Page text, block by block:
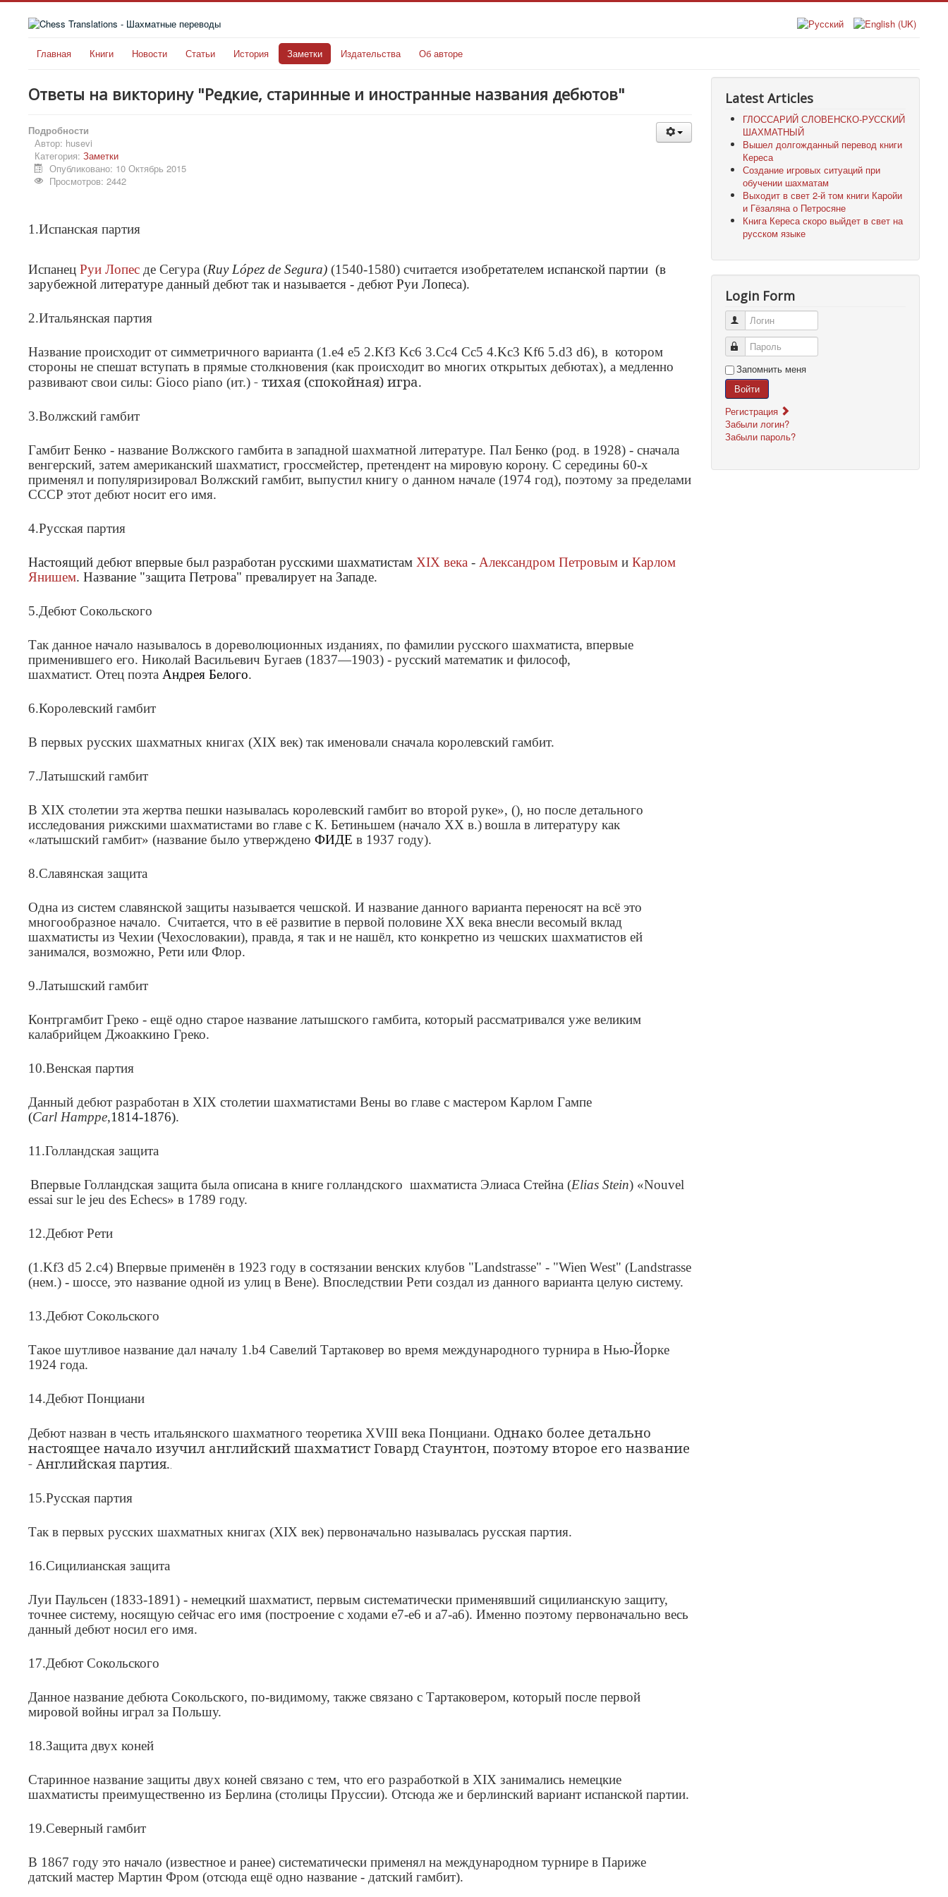
Главная Книги Новости Статьи История Заметки Издательства Об авторе
Ответы на викторину "Редкие, старинные и иностранные названия дебютов"
Подробности
Автор: husevi
Категория: Заметки
Опубликовано: 10 Октябрь 2015
Просмотров: 2442
1.Испанская партия
Испанец Руи Лопес де Сегура (Ruy López de Segura) (1540-1580) считается изобретателем испанской партии (в
зарубежной литературе данный дебют так и называется - дебют Руи Лопеса).
2.Итальянская партия
Название происходит от симметричного варианта (1.e4 e5 2.Kf3 Kc6 3.Cc4 Cc5 4.Kc3 Kf6 5.d3 d6), в котором
стороны не спешат вступать в прямые столкновения (как происходит во многих открытых дебютах), а медленно
развивают свои силы: Gioco piano (ит.) - тихая (спокойная) игра.
3.Волжский гамбит
Гамбит Бенко - название Волжского гамбита в западной шахматной литературе. Пал Бенко (род. в 1928) - сначала
венгерский, затем американский шахматист, гроссмейстер, претендент на мировую корону. С середины 60-х
применял и популяризировал Волжский гамбит, выпустил книгу о данном начале (1974 год), поэтому за пределами
СССР этот дебют носит его имя.
4.Русская партия
Настоящий дебют впервые был разработан русскими шахматистам XIX века - Александром Петровым и Карлом
Янишем. Название "защита Петрова" превалирует на Западе.
5.Дебют Сокольского
Так данное начало называлось в дореволюционных изданиях, по фамилии русского шахматиста, впервые
применившего его. Николай Васильевич Бугаев (1837—1903) - русский математик и философ,
шахматист. Отец поэта Андрея Белого.
6.Королевский гамбит
В первых русских шахматных книгах (XIX век) так именовали сначала королевский гамбит.
7.Латышский гамбит
В XIX столетии эта жертва пешки называлась королевский гамбит во второй руке», (), но после детального
исследования рижскими шахматистами во главе с К. Бетиньшем (начало XX в.)вошла в литературу как
«латышский гамбит» (название было утверждено ФИДЕ в 1937 году).
8.Славянская защита
Одна из систем славянской защиты называется чешской. И название данного варианта переносят на всё это
многообразное начало. Считается, что в её развитие в первой половине XX века внесли весомый вклад
шахматисты из Чехии (Чехословакии), правда, я так и не нашёл, кто конкретно из чешских шахматистов ей
занимался, возможно, Рети или Флор.
9.Латышский гамбит
Контргамбит Греко - ещё одно старое название латышского гамбита, который рассматривался уже великим
калабрийцем Джоаккино Греко.
10.Венская партия
Данный дебют разработан в XIX столетии шахматистами Вены во главе с мастером Карлом Гампе
(Carl Hamppe,1814-1876).
11.Голландская защита
Впервые Голландская защита была описана в книге голландского шахматиста Элиаса Стейна (Elias Stein) «Nouvel
essai sur le jeu des Echecs» в 1789 году.
12.Дебют Рети
(1.Kf3 d5 2.c4) Впервые применён в 1923 году в состязании венских клубов "Landstrasse" - "Wien West" (Landstrasse
(нем.) - шоссе, это название одной из улиц в Вене). Впоследствии Рети создал из данного варианта целую систему.
13.Дебют Сокольского
Такое шутливое название дал началу 1.b4 Савелий Тартаковер во время международного турнира в Нью-Йорке
1924 года.
14.Дебют Понциани
Дебют назван в честь итальянского шахматного теоретика XVIII века Понциани. Однако более детально
настоящее начало изучил английский шахматист Говард Стаунтон, поэтому второе его название
- Английская партия.
15.Русская партия
Так в первых русских шахматных книгах (XIX век) первоначально называлась русская партия.
16.Сицилианская защита
Луи Паульсен (1833-1891) - немецкий шахматист, первым систематически применявший сицилианскую защиту,
точнее систему, носящую сейчас его имя (построение с ходами е7-е6 и а7-а6). Именно поэтому первоначально весь
данный дебют носил его имя.
17.Дебют Сокольского
Данное название дебюта Сокольского, по-видимому, также связано с Тартаковером, который после первой
мировой войны играл за Польшу.
18.Защита двух коней
Старинное название защиты двух коней связано с тем, что его разработкой в XIX занимались немецкие
шахматисты преимущественно из Берлина (столицы Пруссии). Отсюда же и берлинский вариант испанской партии.
19.Северный гамбит
В 1867 году это начало (известное и ранее) систематически применял на международном турнире в Париже
датский мастер Мартин Фром (отсюда ещё одно название - датский гамбит).
Latest Articles
ГЛОССАРИЙ СЛОВЕНСКО-РУССКИЙ
ШАХМАТНЫЙ
Вышел долгожданный перевод книги
Кереса
Создание игровых ситуаций при
обучении шахматам
Выходит в свет 2-й том книги Каройи
и Гёзаляна о Петросяне
Книга Кереса скоро выйдет в свет на
русском языке
Login Form
Логин
Пароль
Запомнить меня
Войти
Регистрация
Забыли логин?
Забыли пароль?